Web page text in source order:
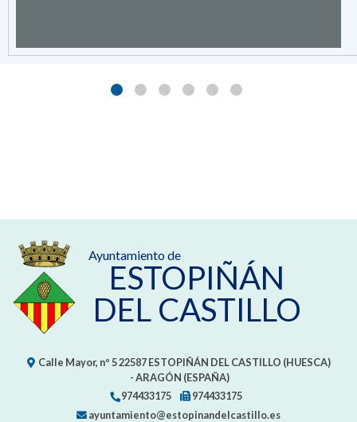
Ayuntamiento de
ESTOPIÑÁN
DEL CASTILLO
Calle Mayor, nº 522587 ESTOPIÑÁN DEL CASTILLO (HUESCA)
- ARAGÓN (ESPAÑA)
974433175
974433175
ayuntamiento@estopinandelcastillo.es